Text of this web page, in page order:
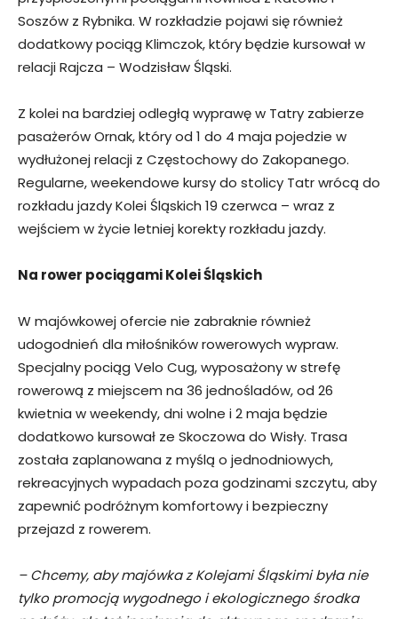
Soszów z Rybnika. W rozkładzie pojawi się również
dodatkowy pociąg Klimczok, który będzie kursował w
relacji Rajcza – Wodzisław Śląski.
Z kolei na bardziej odległą wyprawę w Tatry zabierze
pasażerów Ornak, który od 1 do 4 maja pojedzie w
wydłużonej relacji z Częstochowy do Zakopanego.
Regularne, weekendowe kursy do stolicy Tatr wrócą do
rozkładu jazdy Kolei Śląskich 19 czerwca – wraz z
wejściem w życie letniej korekty rozkładu jazdy.
Na rower pociągami Kolei Śląskich
W majówkowej ofercie nie zabraknie również
udogodnień dla miłośników rowerowych wypraw.
Specjalny pociąg Velo Cug, wyposażony w strefę
rowerową z miejscem na 36 jednośladów, od 26
kwietnia w weekendy, dni wolne i 2 maja będzie
dodatkowo kursował ze Skoczowa do Wisły. Trasa
została zaplanowana z myślą o jednodniowych,
rekreacyjnych wypadach poza godzinami szczytu, aby
zapewnić podróżnym komfortowy i bezpieczny
przejazd z rowerem.
– Chcemy, aby majówka z Kolejami Śląskimi była nie
tylko promocją wygodnego i ekologicznego środka